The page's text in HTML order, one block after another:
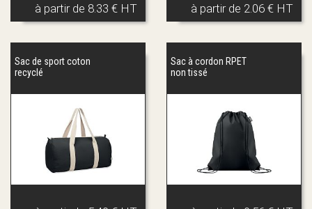
à partir de 8.33 € HT à partir de 2.06 € HT
Sac de sport coton
recyclé
Sac à cordon RPET
non tissé